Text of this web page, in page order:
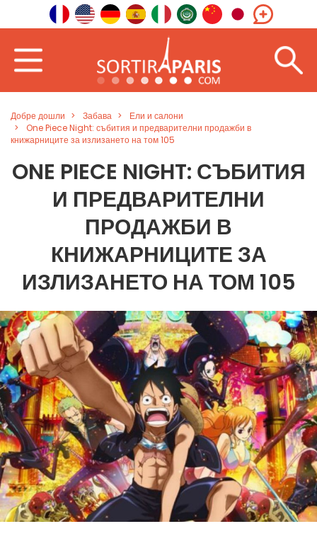
Добре дошли Забава
Ели и салони
One Piece Night: събития и предварителни продажби в
книжарниците за излизането на том 105
ONE PIECE NIGHT: СЪБИТИЯ
И ПРЕДВАРИТЕЛНИ
ПРОДАЖБИ В
КНИЖАРНИЦИТЕ ЗА
ИЗЛИЗАНЕТО НА ТОМ 105